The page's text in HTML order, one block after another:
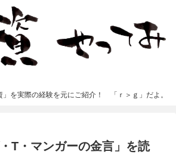
」を実際の経験を元にご紹介！ 「ｒ＞ｇ」だよ。
・T・マンガーの金言」を読